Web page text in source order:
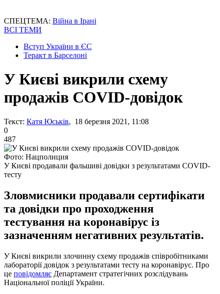
СПЕЦТЕМА: Війна в Ірані
ВСІ ТЕМИ
Вступ України в ЄС
Теракт в Барселоні
У Києві викрили схему
продажів COVID-довідок
Текст: Катя Юськів, 18 березня 2021, 11:08
0
487
Фото: Нацполиция
У Києві продавали фальшиві довідки з результатами COVID-
тесту
Зловмисники продавали сертифікати
та довідки про проходження
тестування на коронавірус із
зазначенням негативних результатів.
У Києві викрили злочинну схему продажів співробітниками
лабораторії довідок з результатами тесту на коронавірус. Про
це повідомляє Департамент стратегічних розслідувань
Національної поліції України.